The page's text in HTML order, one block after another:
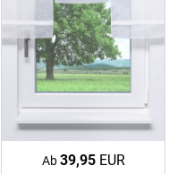
Ab39,95EUR